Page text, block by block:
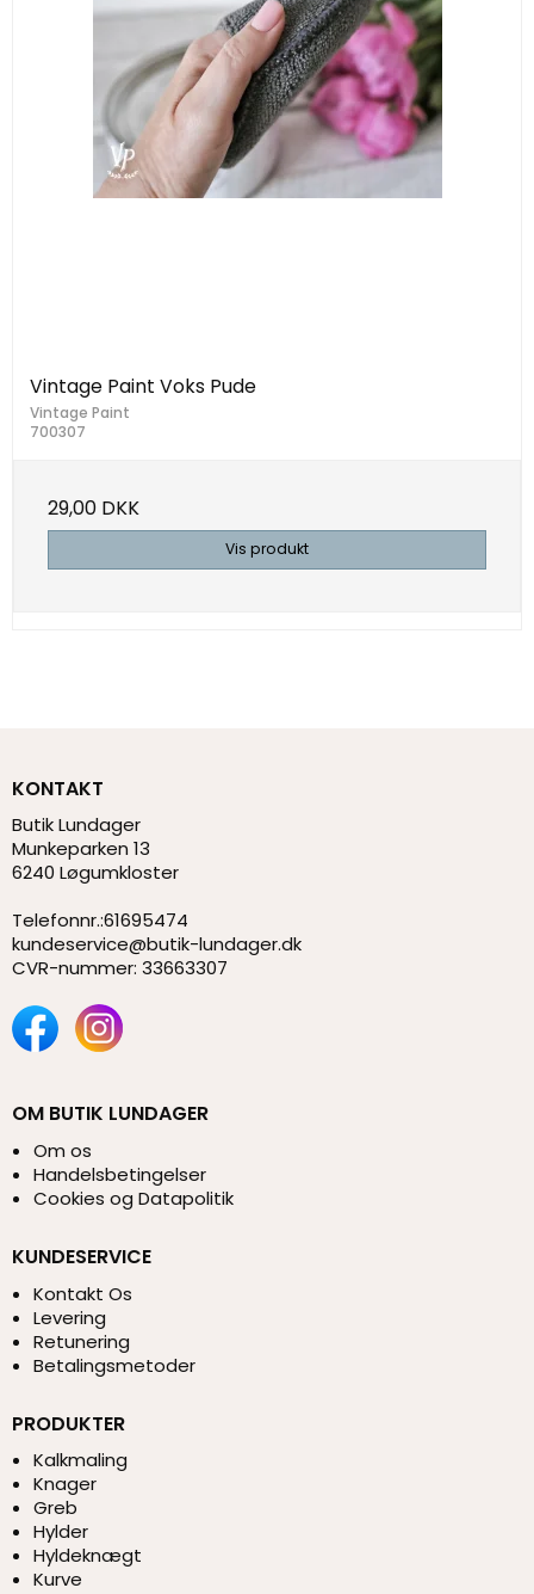
Vintage Paint Voks Pude
Vintage Paint
700307
29,00 DKK
Vis produkt
KONTAKT
Butik Lundager
Munkeparken 13
6240 Løgumkloster
Telefonnr.:61695474
kundeservice@butik-lundager.dk
CVR-nummer: 33663307
OM BUTIK LUNDAGER
Om os
Handelsbetingelser
Cookies og Datapolitik
KUNDESERVICE
Kontakt Os
Levering
Retunering
Betalingsmetoder
PRODUKTER
Kalkmaling
Knager
Greb
Hylder
Hyldeknægt
Kurve